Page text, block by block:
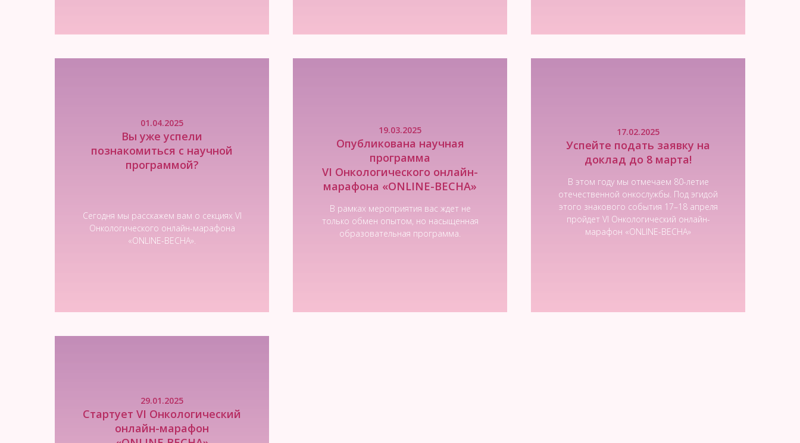
01.04.2025
Вы уже успели
познакомиться с научной
программой?
Сегодня мы расскажем вам о секциях VI
Онкологического онлайн-марафона
«ОNLINE-ВЕСНА».
Читать новость
19.03.2025
Опубликована научная
программа
VI Онкологического онлайн-
марафона «ОNLINE-ВЕСНА»
В рамках мероприятия вас ждет не
только обмен опытом, но насыщенная
образовательная программа.
Читать новость
17.02.2025
Успейте подать заявку на
доклад до 8 марта!
В этом году мы отмечаем 80-летие
отечественной онкослужбы. Под эгидой
этого знакового события 17–18 апреля
пройдет VI Онкологический онлайн-
марафон «ОNLINE-ВЕСНА»
Читать новость
29.01.2025
Стартует VI Онкологический
онлайн-марафон